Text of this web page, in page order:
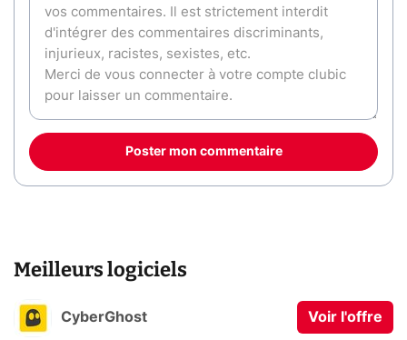
Poster mon commentaire
Meilleurs logiciels
CyberGhost Voir l'offre